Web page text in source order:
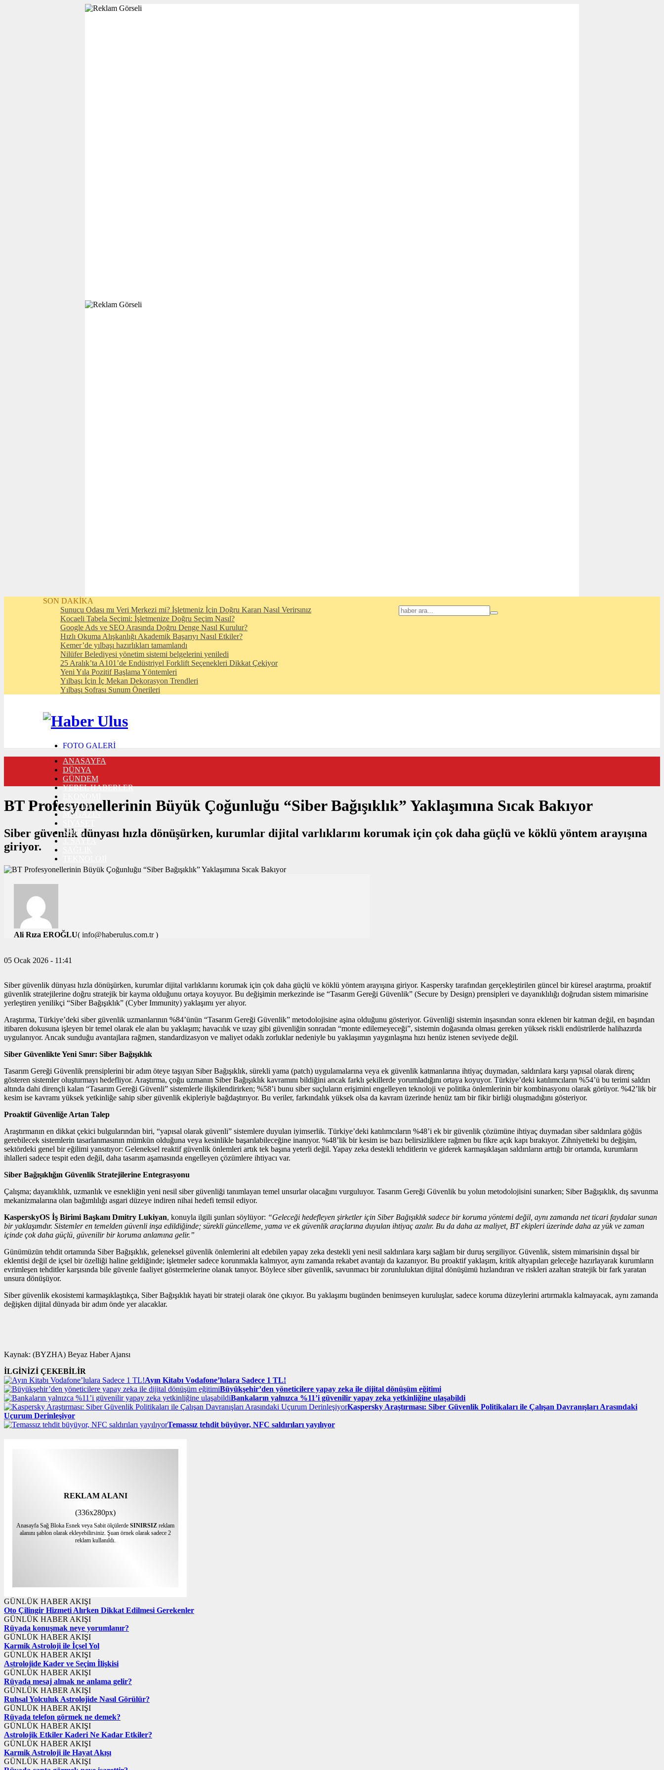
SON DAKİKA
Sunucu Odası mı Veri Merkezi mi? İşletmeniz İçin Doğru Kararı Nasıl Verirsınız
Kocaeli Tabela Seçimi: İşletmenize Doğru Seçim Nasıl?
Google Ads ve SEO Arasında Doğru Denge Nasıl Kurulur?
Hızlı Okuma Alışkanlığı Akademik Başarıyı Nasıl Etkiler?
Kemer’de yılbaşı hazırlıkları tamamlandı
Nilüfer Belediyesi yönetim sistemi belgelerini yeniledi
25 Aralık’ta A101’de Endüstriyel Forklift Seçenekleri Dikkat Çekiyor
Yeni Yıla Pozitif Başlama Yöntemleri
Yılbaşı İçin İç Mekan Dekorasyon Trendleri
Yılbaşı Sofrası Sunum Önerileri
FOTO GALERİ
TRAFİK DURUMU
NÖBETÇİ ECZANELER
CANLI SONUÇLAR
İLETİŞİM
ANASAYFA
DÜNYA
GÜNDEM
YEREL HABERLER
EĞİTİM
MAGAZİN
SPOR
BT Profesyonellerinin Büyük Çoğunluğu “Siber Bağışıklık” Yaklaşımına Sıcak Bakıyor
Siber güvenlik dünyası hızla dönüşürken, kurumlar dijital varlıklarını korumak için çok daha güçlü ve köklü yöntem arayışına
giriyor.
Ali Rıza EROĞLU( info@haberulus.com.tr )
05 Ocak 2026 - 11:41
Siber güvenlik dünyası hızla dönüşürken, kurumlar dijital varlıklarını korumak için çok daha güçlü ve köklü yöntem arayışına giriyor. Kaspersky tarafından gerçekleştirilen güncel bir küresel araştırma, proaktif
güvenlik stratejilerine doğru stratejik bir kayma olduğunu ortaya koyuyor. Bu değişimin merkezinde ise “Tasarım Gereği Güvenlik” (Secure by Design) prensipleri ve dayanıklılığı doğrudan sistem mimarisine
yerleştiren yenilikçi “Siber Bağışıklık” (Cyber Immunity) yaklaşımı yer alıyor.
Araştırma, Türkiye’deki siber güvenlik uzmanlarının %84’ünün “Tasarım Gereği Güvenlik” metodolojisine aşina olduğunu gösteriyor. Güvenliği sistemin inşasından sonra eklenen bir katman değil, en başından
itibaren dokusuna işleyen bir temel olarak ele alan bu yaklaşım; havacılık ve uzay gibi güvenliğin sonradan “monte edilemeyeceği”, sistemin doğasında olması gereken yüksek riskli endüstrilerde halihazırda
uygulanıyor. Ancak sunduğu avantajlara rağmen, standardizasyon ve maliyet odaklı zorluklar nedeniyle bu yaklaşımın yaygınlaşma hızı henüz istenen seviyede değil.
Siber Güvenlikte Yeni Sınır: Siber Bağışıklık
Tasarım Gereği Güvenlik prensiplerini bir adım öteye taşıyan Siber Bağışıklık, sürekli yama (patch) uygulamalarına veya ek güvenlik katmanlarına ihtiyaç duymadan, saldırılara karşı yapısal olarak direnç
gösteren sistemler oluşturmayı hedefliyor. Araştırma, çoğu uzmanın Siber Bağışıklık kavramını bildiğini ancak farklı şekillerde yorumladığını ortaya koyuyor. Türkiye’deki katılımcıların %54’ü bu terimi saldırı
altında dahi dirençli kalan “Tasarım Gereği Güvenli” sistemlerle ilişkilendirirken; %58’i bunu siber suçluların erişimini engelleyen teknoloji ve politika önlemlerinin bir kombinasyonu olarak görüyor. %42’lik bir
kesim ise kavramı yüksek yetkinliğe sahip siber güvenlik ekipleriyle bağdaştırıyor. Bu veriler, farkındalık yüksek olsa da kavram üzerinde henüz tam bir fikir birliği oluşmadığını gösteriyor.
Proaktif Güvenliğe Artan Talep
Araştırmanın en dikkat çekici bulgularından biri, “yapısal olarak güvenli” sistemlere duyulan iyimserlik. Türkiye’deki katılımcıların %48’i ek bir güvenlik çözümüne ihtiyaç duymadan siber saldırılara göğüs
gerebilecek sistemlerin tasarlanmasının mümkün olduğuna veya kesinlikle başarılabileceğine inanıyor. %48’lik bir kesim ise bazı belirsizliklere rağmen bu fikre açık kapı bırakıyor. Zihniyetteki bu değişim,
sektördeki genel bir eğilimi yansıtıyor: Geleneksel reaktif güvenlik önlemleri artık tek başına yeterli değil. Yapay zeka destekli tehditlerin ve giderek karmaşıklaşan saldırıların arttığı bir ortamda, kurumların
ihlalleri sadece tespit eden değil, daha tasarım aşamasında engelleyen çözümlere ihtiyacı var.
Siber Bağışıklığın Güvenlik Stratejilerine Entegrasyonu
Çalışma; dayanıklılık, uzmanlık ve esnekliğin yeni nesil siber güvenliği tanımlayan temel unsurlar olacağını vurguluyor. Tasarım Gereği Güvenlik bu yolun metodolojisini sunarken; Siber Bağışıklık, dış savunma
mekanizmalarına olan bağımlılığı asgari düzeye indiren nihai hedefi temsil ediyor.
KasperskyOS İş Birimi Başkanı Dmitry Lukiyan, konuyla ilgili şunları söylüyor: “Geleceği hedefleyen şirketler için Siber Bağışıklık sadece bir koruma yöntemi değil, aynı zamanda net ticari faydalar sunan
bir yaklaşımdır. Sistemler en temelden güvenli inşa edildiğinde; sürekli güncelleme, yama ve ek güvenlik araçlarına duyulan ihtiyaç azalır. Bu da daha az maliyet, BT ekipleri üzerinde daha az yük ve zaman
içinde çok daha güçlü, güvenilir bir koruma anlamına gelir.”
Günümüzün tehdit ortamında Siber Bağışıklık, geleneksel güvenlik önlemlerini alt edebilen yapay zeka destekli yeni nesil saldırılara karşı sağlam bir duruş sergiliyor. Güvenlik, sistem mimarisinin dışsal bir
eklentisi değil de içsel bir özelliği haline geldiğinde; işletmeler sadece korunmakla kalmıyor, aynı zamanda rekabet avantajı da kazanıyor. Bu proaktif yaklaşım, kritik altyapıları geleceğe hazırlayarak kurumların
evrimleşen tehditler karşısında bile güvenle faaliyet göstermelerine olanak tanıyor. Böylece siber güvenlik, savunmacı bir zorunluluktan dijital dönüşümü hızlandıran ve riskleri azaltan stratejik bir fark yaratan
unsura dönüşüyor.
Siber güvenlik ekosistemi karmaşıklaştıkça, Siber Bağışıklık hayati bir strateji olarak öne çıkıyor. Bu yaklaşımı bugünden benimseyen kuruluşlar, sadece koruma düzeylerini artırmakla kalmayacak, aynı zamanda
değişken dijital dünyada bir adım önde yer alacaklar.
Kaynak: (BYZHA) Beyaz Haber Ajansı
İLGİNİZİ ÇEKEBİLİR
Ayın Kitabı Vodafone’lulara Sadece 1 TL!
Büyükşehir’den yöneticilere yapay zeka ile dijital dönüşüm eğitimi
Bankaların yalnızca %11’i güvenilir yapay zeka yetkinliğine ulaşabildi
Kaspersky Araştırması: Siber Güvenlik Politikaları ile Çalışan Davranışları Arasındaki
Uçurum Derinleşiyor
Temassız tehdit büyüyor, NFC saldırıları yayılıyor
REKLAM ALANI
(336x280px)
Anasayfa Sağ Bloka Esnek veya Sabit ölçülerde SINIRSIZ reklam
alanını şablon olarak ekleyebilirsiniz. Şuan örnek olarak sadece 2
reklam kullanıldı.
GÜNLÜK HABER AKIŞI
Oto Çilingir Hizmeti Alırken Dikkat Edilmesi Gerekenler
GÜNLÜK HABER AKIŞI
Rüyada konuşmak neye yorumlanır?
GÜNLÜK HABER AKIŞI
Karmik Astroloji ile İçsel Yol
GÜNLÜK HABER AKIŞI
Astrolojide Kader ve Seçim İlişkisi
GÜNLÜK HABER AKIŞI
Rüyada mesaj almak ne anlama gelir?
GÜNLÜK HABER AKIŞI
Ruhsal Yolculuk Astrolojide Nasıl Görülür?
GÜNLÜK HABER AKIŞI
Rüyada telefon görmek ne demek?
GÜNLÜK HABER AKIŞI
Astrolojik Etkiler Kaderi Ne Kadar Etkiler?
GÜNLÜK HABER AKIŞI
Karmik Astroloji ile Hayat Akışı
GÜNLÜK HABER AKIŞI